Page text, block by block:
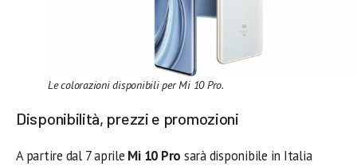
Le colorazioni disponibili per Mi 10 Pro.
Disponibilità, prezzi e promozioni
A partire dal 7 aprile Mi 10 Pro sarà disponibile in Italia